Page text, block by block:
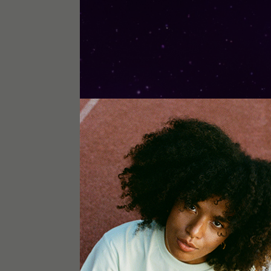
FAQ - PURPLE THAI AUTO
IST PURPLE THAI AUTO RBX CANNABISSAMEN INDICA